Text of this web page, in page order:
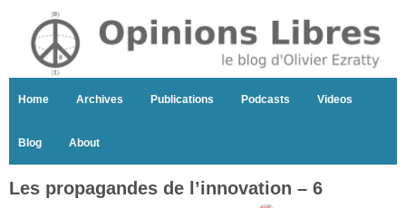
Home Archives Publications Podcasts Videos
Blog About
Les propagandes de l’innovation – 6